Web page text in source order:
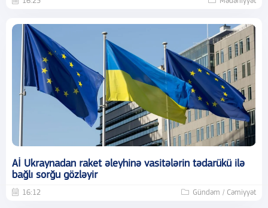
Aİ Ukraynadan raket əleyhinə vasitələrin tədarükü ilə
bağlı sorğu gözləyir
16:12 Gündəm / Cəmiyyət